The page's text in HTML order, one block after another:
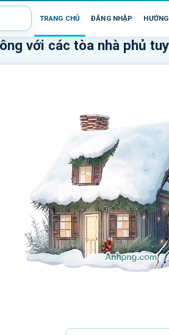
TRANG CHỦ ĐĂNG NHẬP
với các tòa nhà phủ